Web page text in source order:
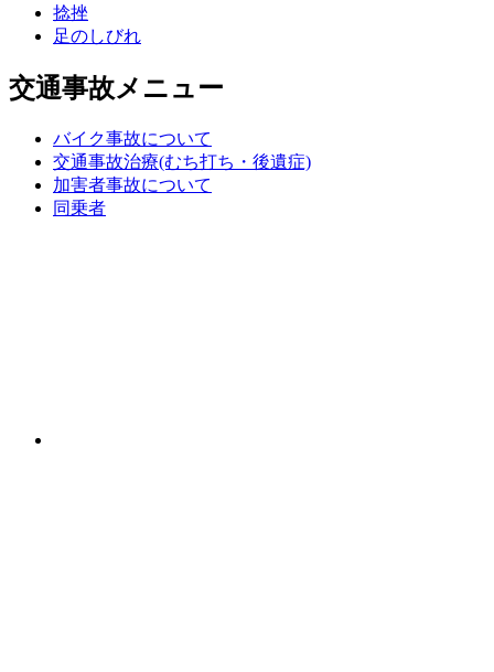
捻挫
足のしびれ
交通事故メニュー
バイク事故について
交通事故治療(むち打ち・後遺症)
加害者事故について
同乗者